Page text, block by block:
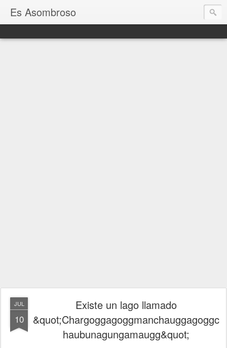
Es Asombroso
JUL
10
Existe un lago llamado
&quot;Chargoggagoggmanchauggagoggc
haubunagungamaugg&quot;